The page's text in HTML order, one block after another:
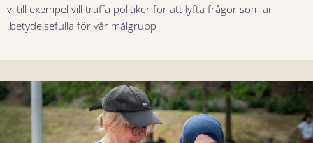
vi till exempel vill träffa politiker för att lyfta frågor som är
betydelsefulla för vår målgrupp.